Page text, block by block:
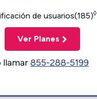
de usuarios(185)◊
Ver Planes
llamar855-288-5199